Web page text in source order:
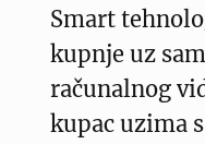
Smart
kupnje uz
računalnog
kupac uzima